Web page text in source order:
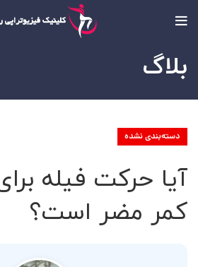
بلاگ
دسته‌بندی نشده
آیا حرکت فیله
کمر مضر است؟